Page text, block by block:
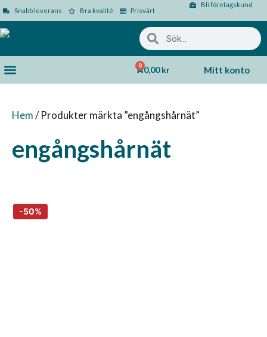
Snabb leverans Bra kvalité Prisvärt
Bli företagskund
0,00kr
0 Mitt konto
Hem/ Produkter märkta ”engångshårnät”
engångshårnät